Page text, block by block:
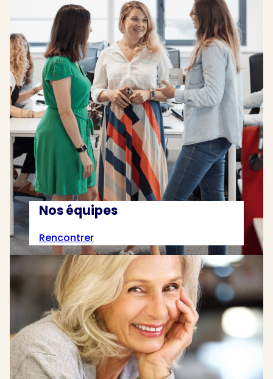
Nos équipes
Rencontrer